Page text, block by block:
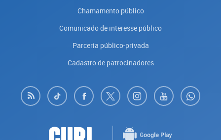
Chamamento público
Comunicado de interesse público
Parceria público-privada
Cadastro de patrocinadores